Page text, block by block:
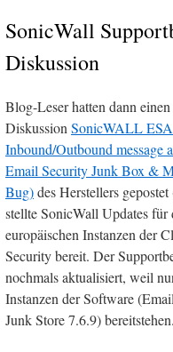
SonicWall
Diskussion
Blog-Leser hatten dann
DiskussionSonicWALL
Inbound/Outbound message
Email Security Junk Box &
Bug)des Herstellers
stellte SonicWall Updates
europäischen Instanzen der
Security bereit. Der
nochmals aktualisiert, weil
Instanzen der Software
Junk Store 7.6.9)